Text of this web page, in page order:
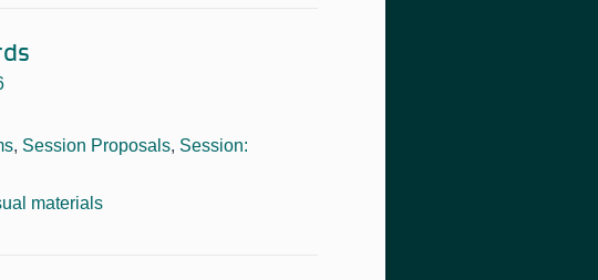
, Session Proposals, Session:
materials